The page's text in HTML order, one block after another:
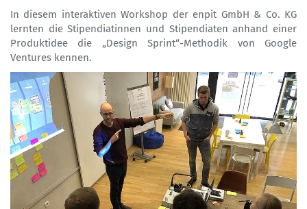
In diesem interaktiven Workshop der enpit GmbH & Co. KG
lernten die Stipendiatinnen und Stipendiaten anhand einer
Produktidee die „Design Sprint“-Methodik von Google
Ventures kennen.